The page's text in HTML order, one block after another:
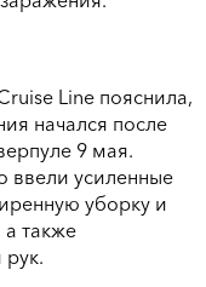
Line пояснила,
начался после
9 мая.
ввели усиленные
уборку и
также
рук.